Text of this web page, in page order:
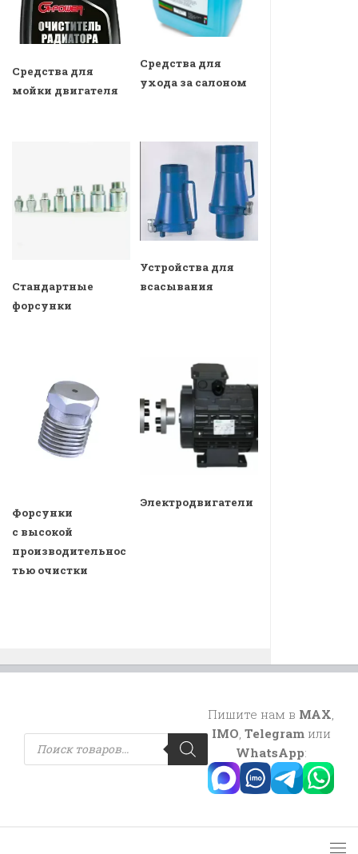
Средства для
мойки двигателя
Средства для
ухода за салоном
Стандартные
форсунки
Устройства для
всасывания
Форсунки
с высокой
производительнос
тью очистки
Электродвигатели
Поиск
товаров
Пишите нам в MAX,
IMO, Telegramили
WhatsApp: